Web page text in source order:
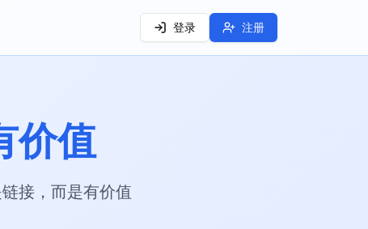
登录 注册
价值
接，而是有价值